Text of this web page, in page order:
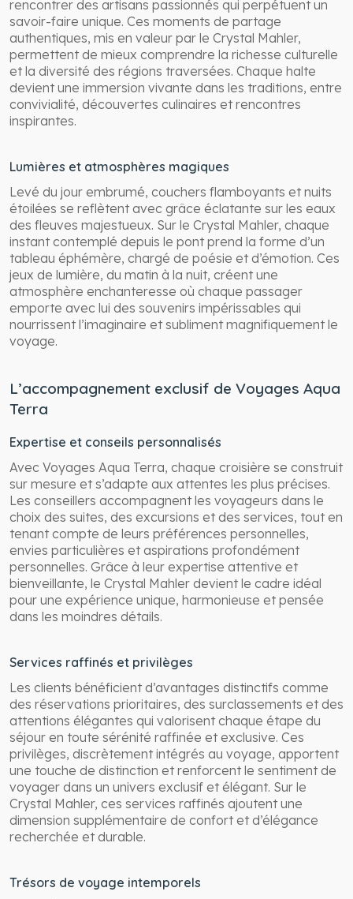
rencontrer des artisans passionnés qui perpétuent un
savoir-faire unique. Ces moments de partage
authentiques, mis en valeur par le Crystal Mahler,
permettent de mieux comprendre la richesse culturelle
et la diversité des régions traversées. Chaque halte
devient une immersion vivante dans les traditions, entre
convivialité, découvertes culinaires et rencontres
inspirantes.
Lumières et atmosphères magiques
Levé du jour embrumé, couchers flamboyants et nuits
étoilées se reflètent avec grâce éclatante sur les eaux
des fleuves majestueux. Sur le Crystal Mahler, chaque
instant contemplé depuis le pont prend la forme d’un
tableau éphémère, chargé de poésie et d’émotion. Ces
jeux de lumière, du matin à la nuit, créent une
atmosphère enchanteresse où chaque passager
emporte avec lui des souvenirs impérissables qui
nourrissent l’imaginaire et subliment magnifiquement le
voyage.
L’accompagnement exclusif de Voyages Aqua
Terra
Expertise et conseils personnalisés
Avec Voyages Aqua Terra, chaque croisière se construit
sur mesure et s’adapte aux attentes les plus précises.
Les conseillers accompagnent les voyageurs dans le
choix des suites, des excursions et des services, tout en
tenant compte de leurs préférences personnelles,
envies particulières et aspirations profondément
personnelles. Grâce à leur expertise attentive et
bienveillante, le Crystal Mahler devient le cadre idéal
pour une expérience unique, harmonieuse et pensée
dans les moindres détails.
Services raffinés et privilèges
Les clients bénéficient d’avantages distinctifs comme
des réservations prioritaires, des surclassements et des
attentions élégantes qui valorisent chaque étape du
séjour en toute sérénité raffinée et exclusive. Ces
privilèges, discrètement intégrés au voyage, apportent
une touche de distinction et renforcent le sentiment de
voyager dans un univers exclusif et élégant. Sur le
Crystal Mahler, ces services raffinés ajoutent une
dimension supplémentaire de confort et d’élégance
recherchée et durable.
Trésors de voyage intemporels